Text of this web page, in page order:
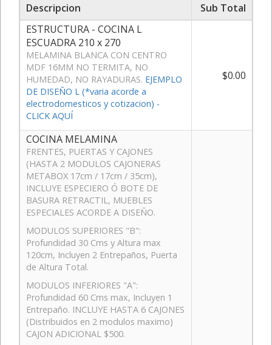
Descripcion
Sub Total
ESTRUCTURA - COCINA L
ESCUADRA 210 x 270
MELAMINA BLANCA CON CENTRO
MDF 16MM NO TERMITA, NO
HUMEDAD, NO RAYADURAS. EJEMPLO
DE DISEÑO L (*varia acorde a
electrodomesticos y cotizacion) -
CLICK AQUÍ
$0.00
COCINA MELAMINA
FRENTES, PUERTAS Y CAJONES
(HASTA 2 MODULOS CAJONERAS
METABOX 17cm / 17cm / 35cm),
INCLUYE ESPECIERO Ó BOTE DE
BASURA RETRACTIL, MUEBLES
ESPECIALES ACORDE A DISEÑO.
MODULOS SUPERIORES "B":
Profundidad 30 Cms y Altura max
120cm, Incluyen 2 Entrepaños, Puerta
de Altura Total.
MODULOS INFERIORES "A":
Profundidad 60 Cms max, Incluyen 1
Entrepaño. INCLUYE HASTA 6 CAJONES
(Distribuidos en 2 modulos maximo)
CAJON ADICIONAL $500.